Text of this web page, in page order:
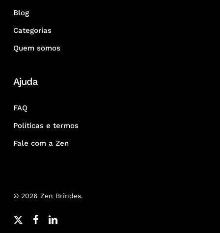
Blog
Categorias
Quem somos
Ajuda
FAQ
Políticas e termos
Fale com a Zen
© 2026 Zen Brindes.
x-
facebooklinkedin